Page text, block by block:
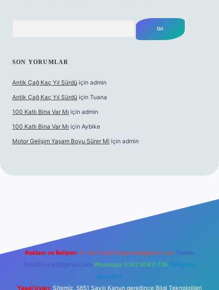
SON YORUMLAR
Antik Çağ Kaç Yıl Sürdü için admin
Antik Çağ Kaç Yıl Sürdü için Tuana
100 Katlı Bina Var Mı için admin
100 Katlı Bina Var Mı için Aybike
Motor Gelişim Yaşam Boyu Sürer Mi için admin
Reklam ve İletişim: E-mail: backlinkpaneli@gmail.com Teams:
forumhizmeti@gmail.com Whatsapp: 0262 606 0 726 Telegram:
@karabul
Yasal Uyarı: Sitemiz, 5651 Sayılı Kanun gereğince Bilgi Teknolojileri